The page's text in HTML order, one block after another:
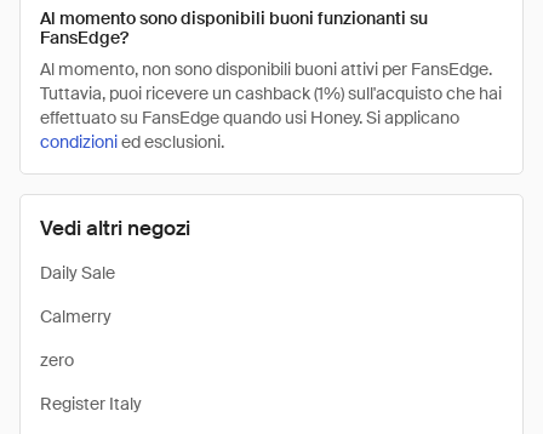
Vedi altri negozi
Daily Sale
Calmerry
zero
Register Italy
Al momento sono disponibili buoni funzionanti su
FansEdge?
Al momento, non sono disponibili buoni attivi per FansEdge.
Tuttavia, puoi ricevere un cashback (1%) sull'acquisto che hai
effettuato su FansEdge quando usi Honey. Si applicano
condizionied esclusioni.